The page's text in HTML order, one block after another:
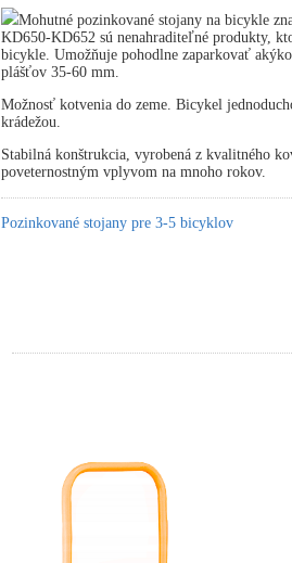
Mohutné pozinkované stojany na bicykle
KD650-KD652 sú nenahraditeľné produkty,
bicykle. Umožňuje pohodlne zaparkovať
plášťov 35-60 mm.
Možnosť kotvenia do zeme. Bicykel
krádežou.
Stabilná konštrukcia, vyrobená z kvalitného
poveternostným vplyvom na mnoho rokov.
Pozinkované stojany pre 3-5 bicyklov